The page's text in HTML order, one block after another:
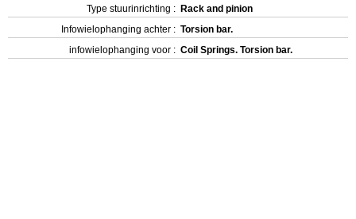
Type stuurinrichting : Rack and pinion
Infowielophanging achter : Torsion bar.
infowielophanging voor : Coil Springs. Torsion bar.